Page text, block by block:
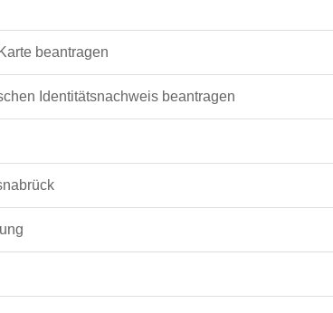
beantragen
Identitätsnachweis beantragen